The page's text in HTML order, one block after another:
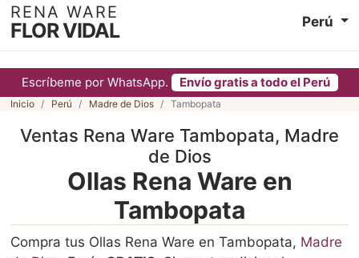
Escríbeme por WhatsApp. Envío gratis a todo el Perú
RENA WARE
FLOR VIDAL Perú
Inicio Perú Madre de Dios Tambopata
Ventas Rena Ware Tambopata, Madre
de Dios
Ollas Rena Ware en
Tambopata
Compra tus Ollas Rena Ware en Tambopata, Madre